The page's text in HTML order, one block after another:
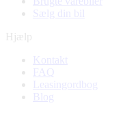
Sælg din bil
Hjælp
Kontakt
FAQ
Leasingordbog
Blog